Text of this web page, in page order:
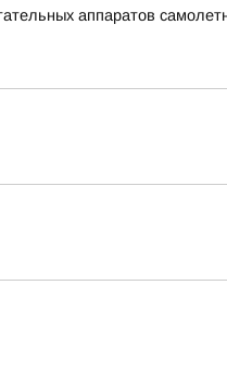
аппаратов